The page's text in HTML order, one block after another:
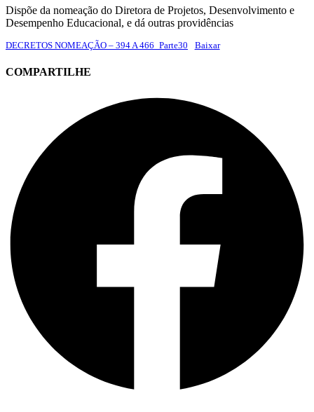
Dispõe da nomeação do Diretora de Projetos, Desenvolvimento e
Desempenho Educacional, e dá outras providências
DECRETOS NOMEAÇÃO – 394 A 466_Parte30 Baixar
COMPARTILHE